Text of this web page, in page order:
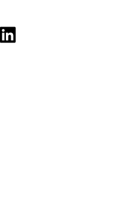
LinkedIn